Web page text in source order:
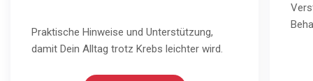
Praktische Hinweise und Unterstützung,
damit Dein Alltag trotz Krebs leichter wird.